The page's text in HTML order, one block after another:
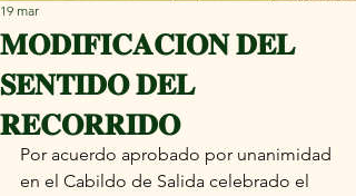
𝐌𝐎𝐃𝐈𝐅𝐈𝐂𝐀𝐂𝐈𝐎𝐍 𝐃𝐄𝐋
𝐒𝐄𝐍𝐓𝐈𝐃𝐎 𝐃𝐄𝐋
𝐑𝐄𝐂𝐎𝐑𝐑𝐈𝐃𝐎
19 mar
Por acuerdo aprobado por unanimidad
en el Cabildo de Salida celebrado el